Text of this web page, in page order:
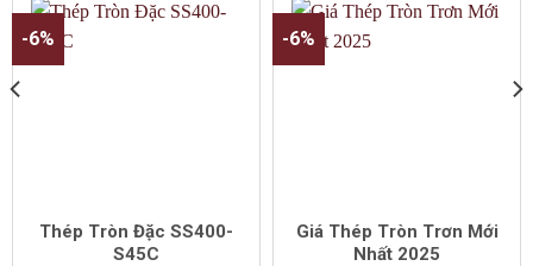
-6%
Thép Tròn Đặc SS400-
S45C
-6%
Giá Thép Tròn Trơn Mới
Nhất 2025